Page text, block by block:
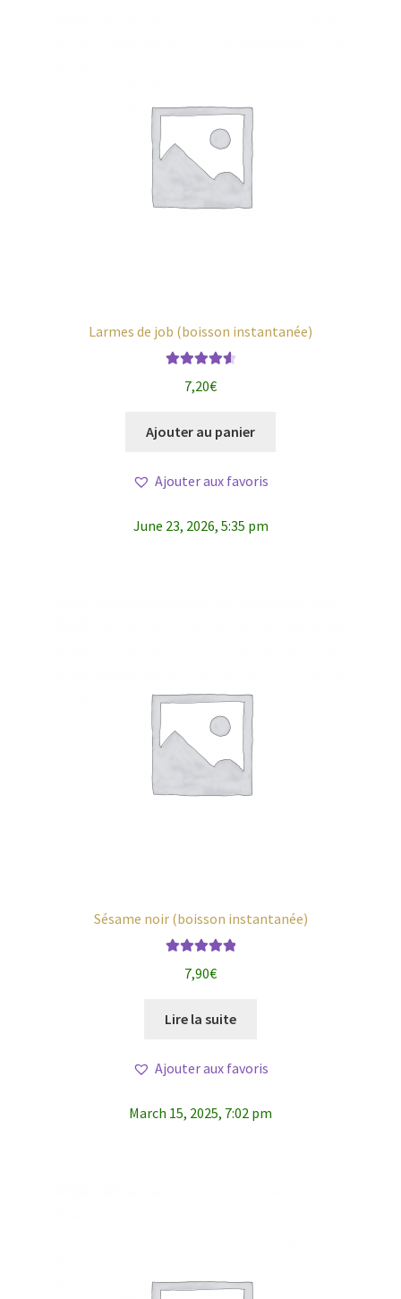
Larmes de job (boisson instantanée)
sur 5
7,20€
Ajouter au panier
Ajouter aux favoris
June 23, 2026, 5:35 pm
Sésame noir (boisson instantanée)
7,90€
Lire la suite
Ajouter aux favoris
March 15, 2025, 7:02 pm